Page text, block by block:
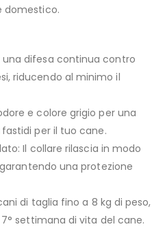
domestico.
difesa continua contro
riducendo al minimo il
e colore grigio per una
per il tuo cane.
Il collare rilascia in modo
una protezione
di taglia fino a 8 kg di peso,
settimana di vita del cane.